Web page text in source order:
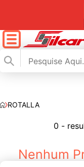
ROTALLA
0 -
Nenhum